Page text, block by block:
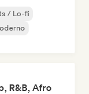
/ Lo-fi
R&B, Afro